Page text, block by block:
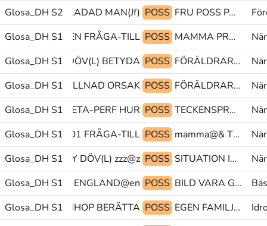
Glosa_DH S2
HÖRSEL^SKADAD MAN(Jf) POSS FRU POSS PAPPA
Glosa_DH S1TVUNGEN FRÅGA-TILL POSS MAMMA PRO1 PÅKALLA-UPPMÄRKSAMHET@g
Glosa_DH S1HA DÖV(L) BETYDA POSS FÖRÄLDRAR(L) HA TECKENSPRÅK
Glosa_DH S1
VARA SKILLNAD ORSAK POSS FÖRÄLDRAR(L) HA DÖV(L)
Glosa_DH S1
lära-sig@& VETA-PERF HUR POSS TECKENSPRÅK UTVECKLA PRECIS
Glosa_DH S1
TECKNA PRO1 FRÅGA-TILL POSS mamma@& TVUNGEN FRÅGA-TILL
Glosa_DH S1
PY DÖV(L) zzz@z POSS SITUATION I@b SVERIGE@en
Glosa_DH S1
TYP@b@z ENGLAND@en POSS BILD VARA GRÖN
Glosa_DH S1
FLYT ALLTIHOP BERÄTTA POSS EGEN FAMILJ(Lb) HUR